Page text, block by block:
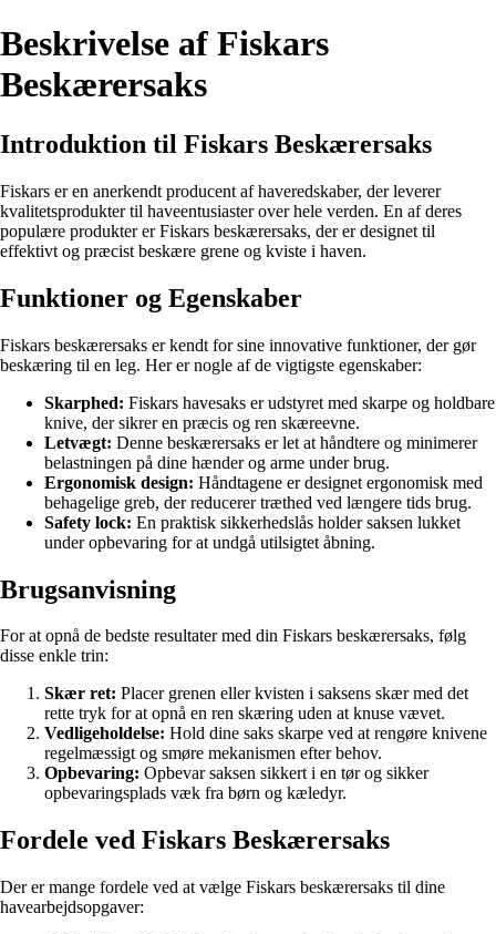
Beskrivelse af Fiskars
Beskærersaks
Introduktion til Fiskars Beskærersaks
Fiskars er en anerkendt producent af haveredskaber, der leverer
kvalitetsprodukter til haveentusiaster over hele verden. En af deres
populære produkter er Fiskars beskærersaks, der er designet til
effektivt og præcist beskære grene og kviste i haven.
Funktioner og Egenskaber
Fiskars beskærersaks er kendt for sine innovative funktioner, der gør
beskæring til en leg. Her er nogle af de vigtigste egenskaber:
Skarphed: Fiskars havesaks er udstyret med skarpe og holdbare
knive, der sikrer en præcis og ren skæreevne.
Letvægt: Denne beskærersaks er let at håndtere og minimerer
belastningen på dine hænder og arme under brug.
Ergonomisk design: Håndtagene er designet ergonomisk med
behagelige greb, der reducerer træthed ved længere tids brug.
Safety lock: En praktisk sikkerhedslås holder saksen lukket
under opbevaring for at undgå utilsigtet åbning.
Brugsanvisning
For at opnå de bedste resultater med din Fiskars beskærersaks, følg
disse enkle trin:
Skær ret: Placer grenen eller kvisten i saksens skær med det
rette tryk for at opnå en ren skæring uden at knuse vævet.
Vedligeholdelse: Hold dine saks skarpe ved at rengøre knivene
regelmæssigt og smøre mekanismen efter behov.
Opbevaring: Opbevar saksen sikkert i en tør og sikker
opbevaringsplads væk fra børn og kæledyr.
Fordele ved Fiskars Beskærersaks
Der er mange fordele ved at vælge Fiskars beskærersaks til dine
havearbejdsopgaver: